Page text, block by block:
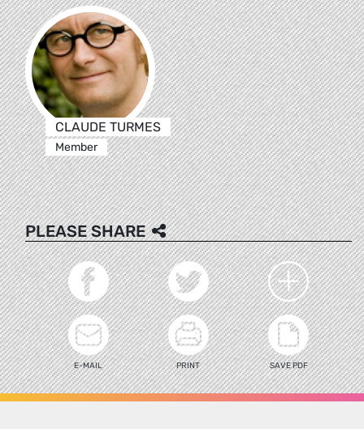
CLAUDE TURMES
Member
PLEASE SHARE
E-MAIL PRINT SAVE PDF